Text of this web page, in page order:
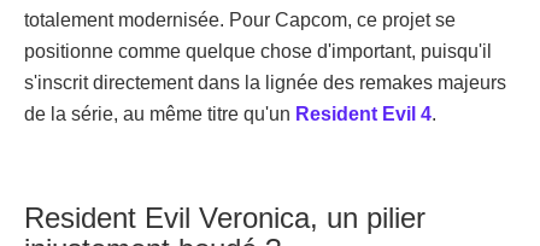
totalement modernisée. Pour Capcom, ce projet se
positionne comme quelque chose d'important, puisqu'il
s'inscrit directement dans la lignée des remakes majeurs
de la série, au même titre qu'un Resident Evil 4.
Resident Evil Veronica, un pilier